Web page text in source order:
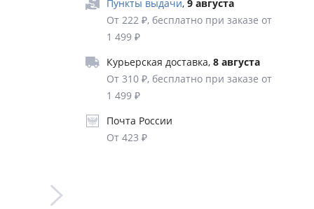
но
Пункты выдачи, 9 августа
От 222 ₽, бесплатно при заказе от
1 499 ₽
Курьерская доставка, 8 августа
От 310 ₽, бесплатно при заказе от
1 499 ₽
Почта России
От 423 ₽